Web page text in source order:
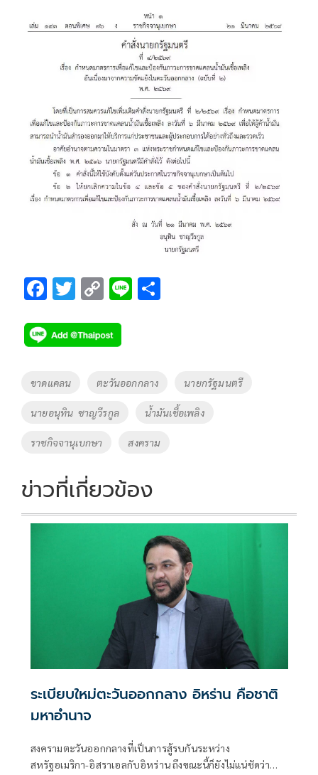
F
e
b
o
k
T
tt
er
C
p
y
Li
k
Li
Tags
ขาดแคลน ตะวันออกกลาง นายกรัฐมนตรี
นายอนุทิน ชาญวีรกูล น้ำมันเชื้อเพลิง
ราชกิจจานุเบกษา สงคราม
ข่าวที่เกี่ยวข้อง
ระเบียบใหม่ตะวันออกกลาง อิหร่าน คือชาติ
มหาอำนาจ
สงครามตะวันออกกลางที่เป็นการสู้รบกันระหว่าง
สหรัฐอเมริกา-อิสราเอลกับอิหร่าน ถึงขณะนี้ก็ยังไม่แน่ชัดว่า